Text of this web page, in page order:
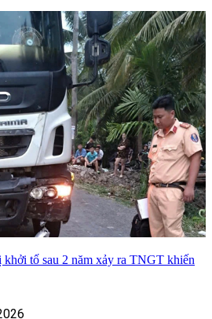
tố sau 2 năm xảy ra TNGT khiến